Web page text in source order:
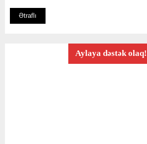
Ətraflı
Aylaya dəstək olaq!